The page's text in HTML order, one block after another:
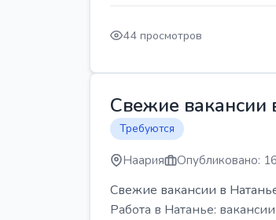
44 просмотров
Свежие вакансии
Требуются
Наария Опубликовано:
Свежие вакансии в
Работа в Натанье: